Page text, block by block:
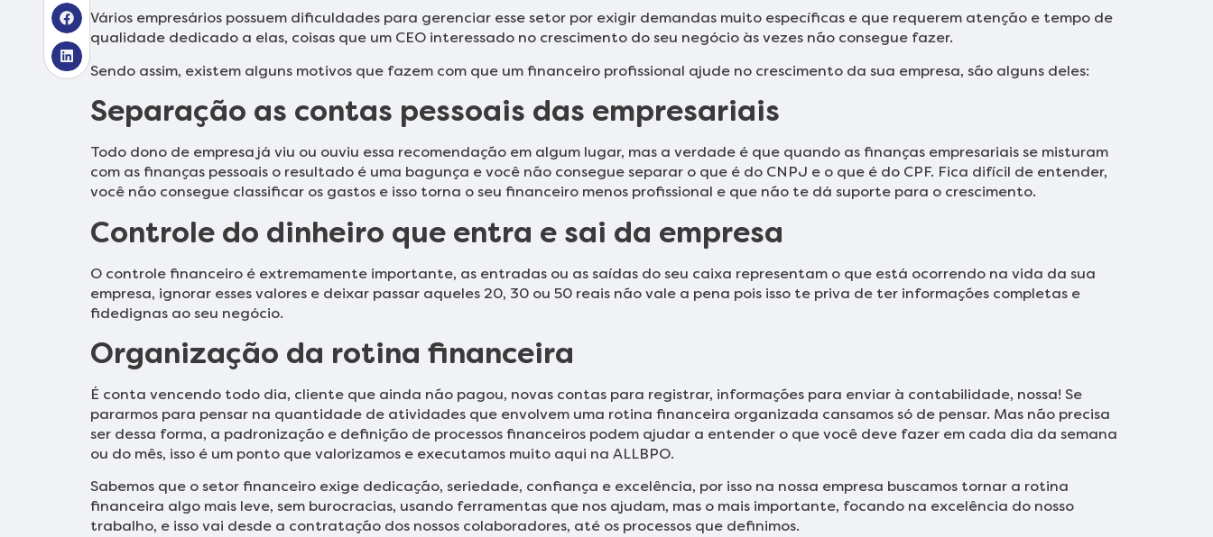
Vários empresários possuem dificuldades para gerenciar esse setor por exigir demandas muito específicas e que requerem atenção e tempo de
qualidade dedicado a elas, coisas que um CEO interessado no crescimento do seu negócio às vezes não consegue fazer.
Sendo assim, existem alguns motivos que fazem com que um financeiro profissional ajude no crescimento da sua empresa, são alguns deles:
Separação as contas pessoais das empresariais
Todo dono de empresa já viu ou ouviu essa recomendação em algum lugar, mas a verdade é que quando as finanças empresariais se misturam
com as finanças pessoais o resultado é uma bagunça e você não consegue separar o que é do CNPJ e o que é do CPF. Fica difícil de entender,
você não consegue classificar os gastos e isso torna o seu financeiro menos profissional e que não te dá suporte para o crescimento.
Controle do dinheiro que entra e sai da empresa
O controle financeiro é extremamente importante, as entradas ou as saídas do seu caixa representam o que está ocorrendo na vida da sua
empresa, ignorar esses valores e deixar passar aqueles 20, 30 ou 50 reais não vale a pena pois isso te priva de ter informações completas e
fidedignas ao seu negócio.
Organização da rotina financeira
É conta vencendo todo dia, cliente que ainda não pagou, novas contas para registrar, informações para enviar à contabilidade, nossa! Se
pararmos para pensar na quantidade de atividades que envolvem uma rotina financeira organizada cansamos só de pensar. Mas não precisa
ser dessa forma, a padronização e definição de processos financeiros podem ajudar a entender o que você deve fazer em cada dia da semana
ou do mês, isso é um ponto que valorizamos e executamos muito aqui na ALLBPO.
Sabemos que o setor financeiro exige dedicação, seriedade, confiança e excelência, por isso na nossa empresa buscamos tornar a rotina
financeira algo mais leve, sem burocracias, usando ferramentas que nos ajudam, mas o mais importante, focando na excelência do nosso
trabalho, e isso vai desde a contratação dos nossos colaboradores, até os processos que definimos.